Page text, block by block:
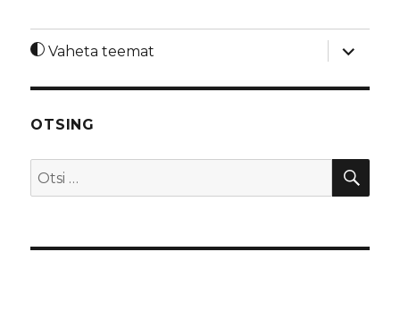
Vaheta teemat
laienda
OTSING
Otsi: